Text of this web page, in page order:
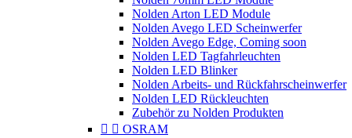
Nolden Arton LED Module
Nolden Avego LED Scheinwerfer
Nolden Avego Edge, Coming soon
Nolden LED Tagfahrleuchten
Nolden LED Blinker
Nolden Arbeits- und Rückfahrscheinwerfer
Nolden LED Rückleuchten
Zubehör zu Nolden Produkten
  OSRAM